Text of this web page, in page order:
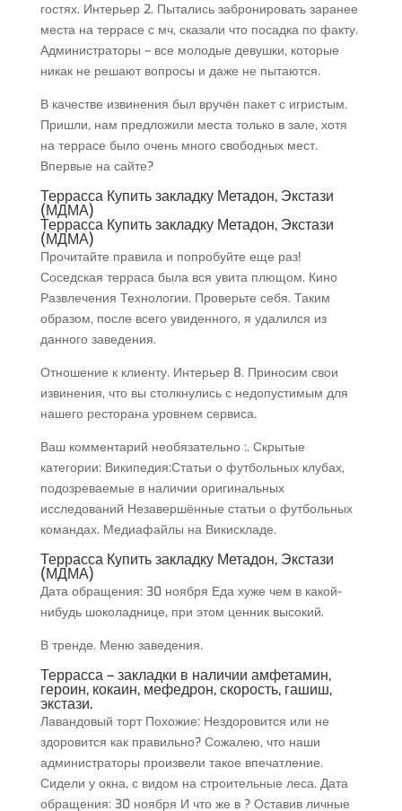
гостях. Интерьер 2. Пытались забронировать заранее
места на террасе с мч, сказали что посадка по факту.
Администраторы – все молодые девушки, которые
никак не решают вопросы и даже не пытаются.
В качестве извинения был вручён пакет с игристым.
Пришли, нам предложили места только в зале, хотя
на террасе было очень много свободных мест.
Впервые на сайте?
Террасса Купить закладку Метадон, Экстази
(МДМА)
Террасса Купить закладку Метадон, Экстази
(МДМА)
Прочитайте правила и попробуйте еще раз!
Соседская терраса была вся увита плющом. Кино
Развлечения Технологии. Проверьте себя. Таким
образом, после всего увиденного, я удалился из
данного заведения.
Отношение к клиенту. Интерьер 8. Приносим свои
извинения, что вы столкнулись с недопустимым для
нашего ресторана уровнем сервиса.
Ваш комментарий необязательно :. Скрытые
категории: Википедия:Статьи о футбольных клубах,
подозреваемые в наличии оригинальных
исследований Незавершённые статьи о футбольных
командах. Медиафайлы на Викискладе.
Террасса Купить закладку Метадон, Экстази
(МДМА)
Дата обращения: 30 ноября Еда хуже чем в какой-
нибудь шоколаднице, при этом ценник высокий.
В тренде. Меню заведения.
Террасса – закладки в наличии амфетамин,
героин, кокаин, мефедрон, скорость, гашиш,
экстази.
Лавандовый торт Похожие: Нездоровится или не
здоровится как правильно? Сожалею, что наши
администраторы произвели такое впечатление.
Сидели у окна, с видом на строительные леса. Дата
обращения: 30 ноября И что же в ? Оставив личные